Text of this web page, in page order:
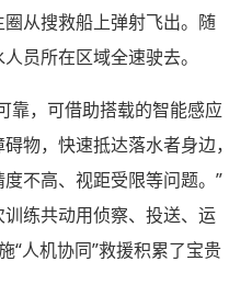
从搜救船上弹射飞出。随
员所在区域全速驶去。
靠，可借助搭载的智能感应
物，快速抵达落水者身边，
不高、视距受限等问题。”
练共动用侦察、投送、运
“人机协同”救援积累了宝贵